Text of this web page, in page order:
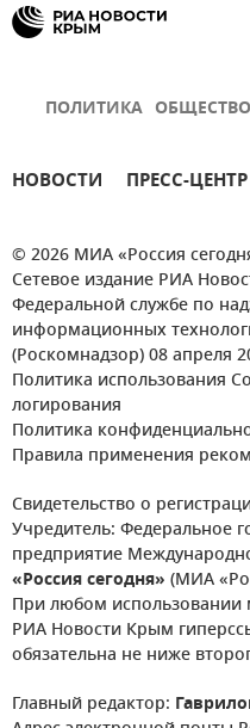
ПОЛИТИКА ОБЩЕСТВО
НОВОСТИ ПРЕСС-ЦЕНТР
© 2026 МИА «Россия
Сетевое издание РИА
Федеральной службе по
информационных
(Роскомнадзор) 08 апреля
Политика использования
логирования
Политика
Правила применения
Свидетельство о
Учредитель: Федеральное
предприятие
«Россия сегодня» (МИА
При любом использовании
РИА Новости Крым
обязательна не ниже
Главный редактор: